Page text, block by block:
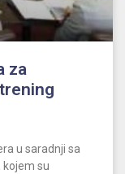
za
u saradnji sa
kojem su